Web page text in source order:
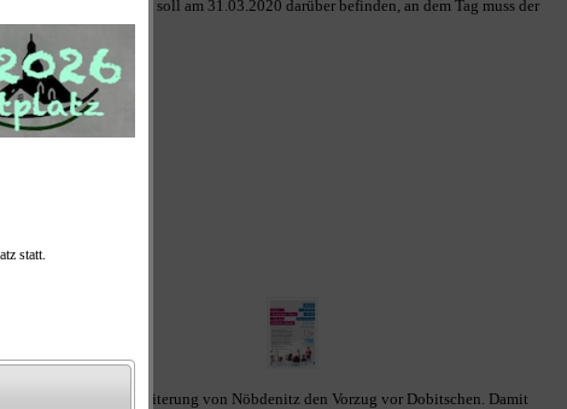
Der Kreistag soll am 31.03.2020 darüber befinden, an dem Tag muss der
der geplanten Erweiterung von Nöbdenitz den Vorzug vor Dobitschen. Damit